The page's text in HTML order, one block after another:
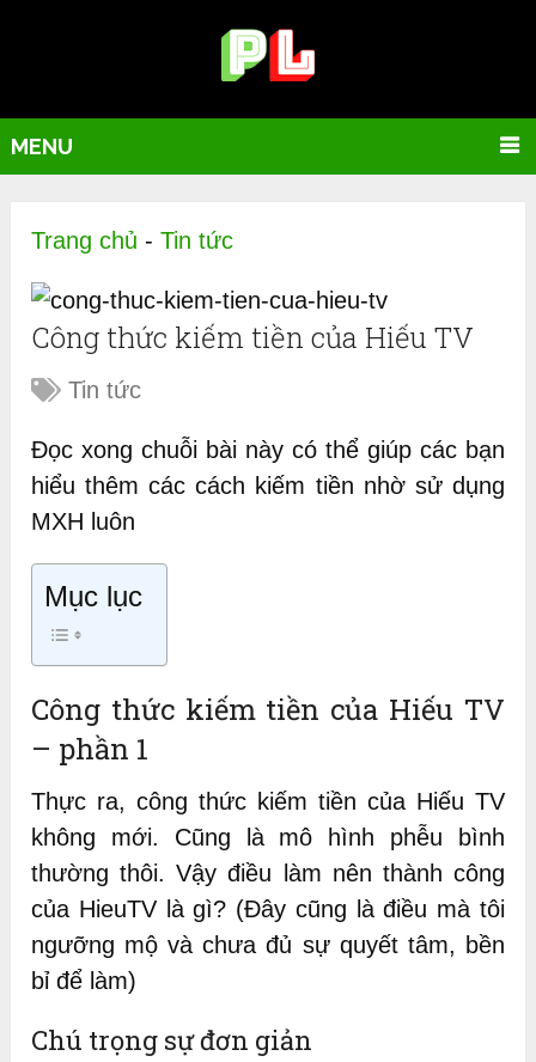
MENU
Trang chủ -Tin tức
Công thức kiếm tiền của Hiếu TV
Tin tức
Đọc xong chuỗi bài này có thể giúp các bạn
hiểu thêm các cách kiếm tiền nhờ sử dụng
MXH luôn
Mục lục
Công thức kiếm tiền của Hiếu TV
– phần 1
Thực ra, công thức kiếm tiền của Hiếu TV
không mới. Cũng là mô hình phễu bình
thường thôi. Vậy điều làm nên thành công
của HieuTV là gì? (Đây cũng là điều mà tôi
ngưỡng mộ và chưa đủ sự quyết tâm, bền
bỉ để làm)
Chú trọng sự đơn giản